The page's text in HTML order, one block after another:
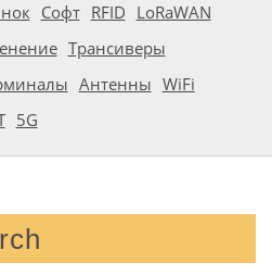
Софт RFID LoRaWAN
Трансиверы
Антенны WiFi
5G